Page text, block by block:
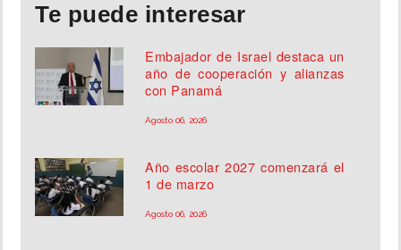
Te puede interesar
Embajador de Israel destaca un
año de cooperación y alianzas
con Panamá
Agosto 06, 2026
Año escolar 2027 comenzará el
1 de marzo
Agosto 06, 2026